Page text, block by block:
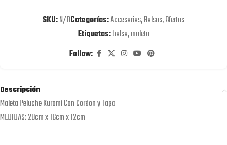
SKU:N/DCategorías:Accesorios,Bolsos,Ofertas
Etiquetas:bolso,maleta
Follow:
Descripción
Maleta Peluche Kuromi Con Cordon y Tapa
MEDIDAS: 28cm x 16cm x 12cm